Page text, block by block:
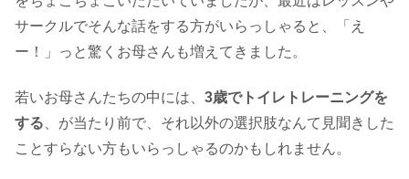
サークルでそんな話をする方がいらっしゃると、「え
ー！」っと驚くお母さんも増えてきました。
若いお母さんたちの中には、 3歳でトイレトレーニングを
する 、が当たり前で、それ以外の選択肢なんて見聞きした
ことすらない方もいらっしゃるのかもしれません。